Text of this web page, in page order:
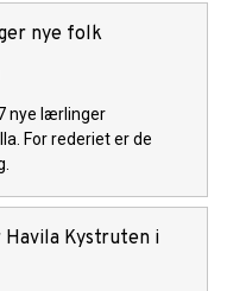
nye folk
nye lærlinger
For rederiet er de
Kystruten i